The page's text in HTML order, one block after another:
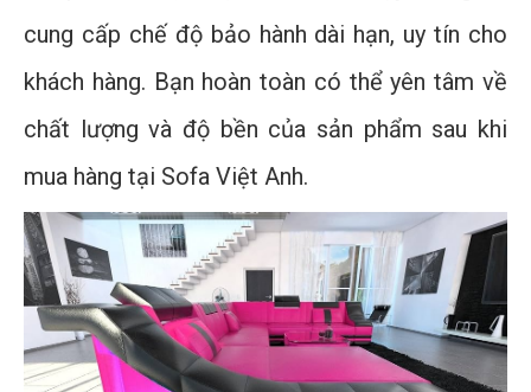
cung cấp chế độ bảo hành dài hạn, uy tín cho
khách hàng. Bạn hoàn toàn có thể yên tâm về
chất lượng và độ bền của sản phẩm sau khi
mua hàng tại Sofa Việt Anh.